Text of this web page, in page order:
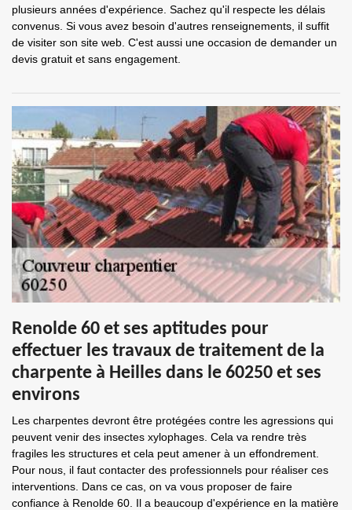
plusieurs années d'expérience. Sachez qu'il respecte les délais
convenus. Si vous avez besoin d'autres renseignements, il suffit
de visiter son site web. C'est aussi une occasion de demander un
devis gratuit et sans engagement.
Renolde 60 et ses aptitudes pour
effectuer les travaux de traitement de la
charpente à Heilles dans le 60250 et ses
environs
Les charpentes devront être protégées contre les agressions qui
peuvent venir des insectes xylophages. Cela va rendre très
fragiles les structures et cela peut amener à un effondrement.
Pour nous, il faut contacter des professionnels pour réaliser ces
interventions. Dans ce cas, on va vous proposer de faire
confiance à Renolde 60. Il a beaucoup d'expérience en la matière